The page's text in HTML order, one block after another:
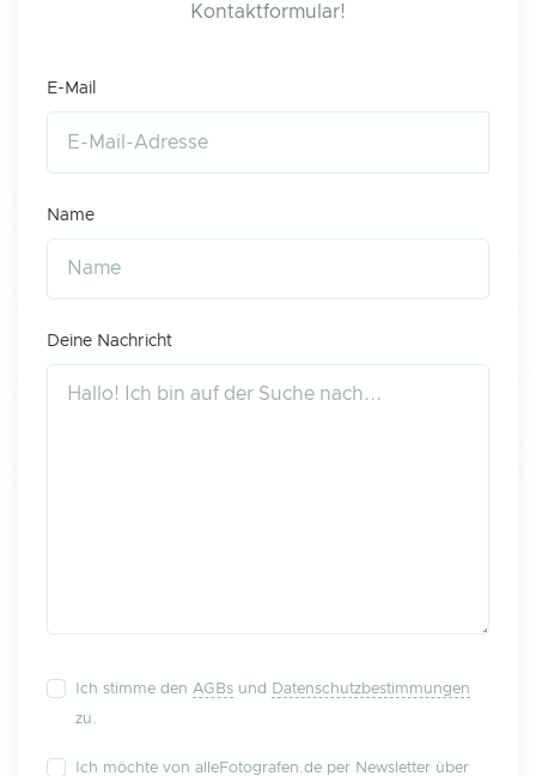
Kontaktformular!
E-Mail
Name
Deine Nachricht
Ich stimme den AGBs und
Datenschutzbestimmungen
zu.
Ich möchte von alleFotografen.de per Newsletter über